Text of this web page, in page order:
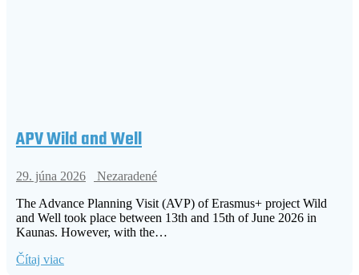
APV Wild and Well
29. júna 2026
Nezaradené
The Advance Planning Visit (AVP) of Erasmus+ project Wild
and Well took place between 13th and 15th of June 2026 in
Kaunas. However, with the…
Čítaj viac